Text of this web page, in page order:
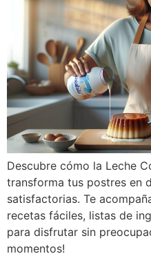
Descubre cómo la Leche
transforma tus postres en
satisfactorias. Te
recetas fáciles, listas de
para disfrutar sin
momentos!